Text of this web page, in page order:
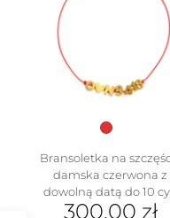
Bransoletka na
damska czerwona z
dowolną datą do 10
300.00 zł